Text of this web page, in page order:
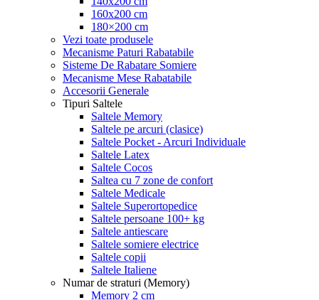
160x200 cm
180×200 cm
Vezi toate produsele
Mecanisme Paturi Rabatabile
Sisteme De Rabatare Somiere
Mecanisme Mese Rabatabile
Accesorii Generale
Tipuri Saltele
Saltele Memory
Saltele pe arcuri (clasice)
Saltele Pocket - Arcuri Individuale
Saltele Latex
Saltele Cocos
Saltea cu 7 zone de confort
Saltele Medicale
Saltele Superortopedice
Saltele persoane 100+ kg
Saltele antiescare
Saltele somiere electrice
Saltele copii
Saltele Italiene
Numar de straturi (Memory)
Memory 2 cm